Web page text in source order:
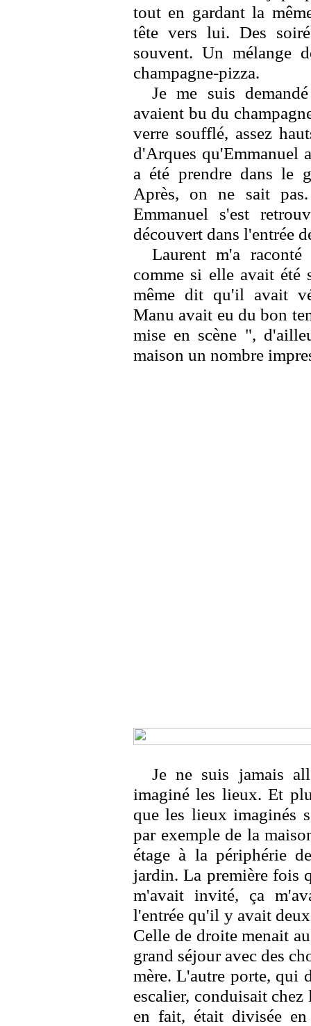
tout en gardant la
tête vers lui. Des
souvent. Un mélange
champagne-pizza.
Je me suis
avaient bu du
verre soufflé, assez
d'Arques qu'Emmanuel
a été prendre dans le
Après, on ne sait
Emmanuel s'est
découvert dans l'entrée
Laurent m'a
comme si elle avait été
même dit qu'il avait
Manu avait eu du bon
mise en scène ",
maison un nombre
Je ne suis jamais
imaginé les lieux. Et
que les lieux imaginés
par exemple de la
étage à la périphérie
jardin. La première fois
m'avait invité, ça
l'entrée qu'il y avait
Celle de droite menait
grand séjour avec des
mère. L'autre porte, qui
escalier, conduisait chez
en fait, était divisée en